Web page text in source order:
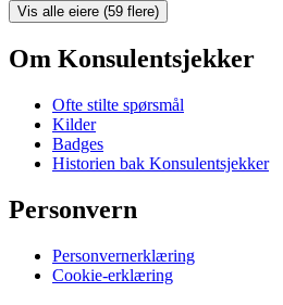
Vis alle eiere (59 flere)
Om Konsulentsjekker
Ofte stilte spørsmål
Kilder
Badges
Historien bak Konsulentsjekker
Personvern
Personvernerklæring
Cookie-erklæring